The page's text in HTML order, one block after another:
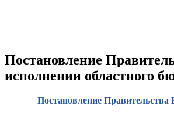
Постановление
исполнении областного
Постановление Правительства